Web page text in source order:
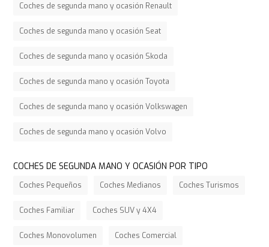
Coches de segunda mano y ocasión Renault
Coches de segunda mano y ocasión Seat
Coches de segunda mano y ocasión Skoda
Coches de segunda mano y ocasión Toyota
Coches de segunda mano y ocasión Volkswagen
Coches de segunda mano y ocasión Volvo
COCHES DE SEGUNDA MANO Y OCASIÓN POR TIPO
Coches Pequeños Coches Medianos Coches Turismos
Coches Familiar Coches SUV y 4X4
Coches Monovolumen Coches Comercial